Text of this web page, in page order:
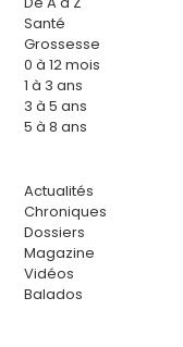
Santé
Grossesse
0 à 12 mois
1 à 3 ans
3 à 5 ans
5 à 8 ans
Actualités
Chroniques
Dossiers
Magazine
Vidéos
Balados